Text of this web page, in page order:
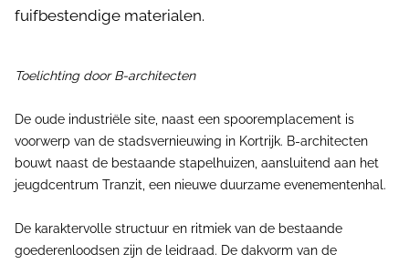
fuifbestendige materialen.
Toelichting door B-architecten
De oude industriële site, naast een spooremplacement is
voorwerp van de stadsvernieuwing in Kortrijk. B-architecten
bouwt naast de bestaande stapelhuizen, aansluitend aan het
jeugdcentrum Tranzit, een nieuwe duurzame evenementenhal.
De karaktervolle structuur en ritmiek van de bestaande
goederenloodsen zijn de leidraad. De dakvorm van de